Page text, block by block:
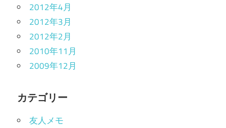
2012年4月
2012年3月
2012年2月
2010年11月
2009年12月
カテゴリー
友人メモ